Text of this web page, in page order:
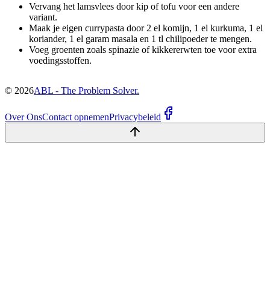
Vervang het lamsvlees door kip of tofu voor een andere
variant.
Maak je eigen currypasta door 2 el komijn, 1 el kurkuma, 1 el
koriander, 1 el garam masala en 1 tl chilipoeder te mengen.
Voeg groenten zoals spinazie of kikkererwten toe voor extra
voedingsstoffen.
© 2026ABL - The Problem Solver.
Over OnsContact opnemenPrivacybeleid